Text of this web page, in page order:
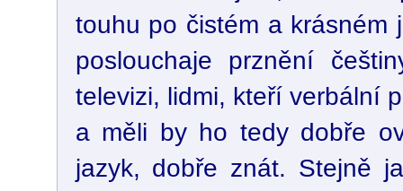
touhu po čistém a krásném
poslouchaje prznění
televizi, lidmi, kteří verbální
a měli by ho tedy dobře
jazyk, dobře znát. Stejně